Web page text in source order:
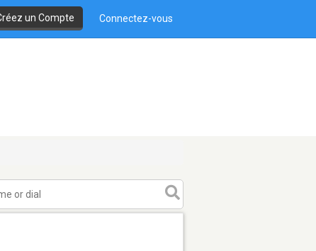
un Compte Connectez-vous